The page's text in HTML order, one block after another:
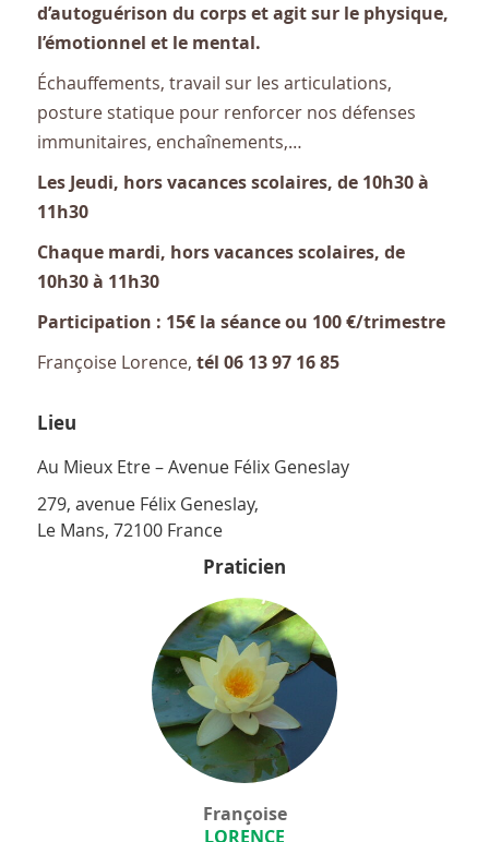
d’autoguérison du corps et agit sur le physique,
l’émotionnel et le mental.
Échauffements, travail sur les articulations,
posture statique pour renforcer nos défenses
immunitaires, enchaînements,…
Les Jeudi, hors vacances scolaires, de 10h30 à
11h30
Chaque mardi, hors vacances scolaires, de
10h30 à 11h30
Participation : 15€ la séance ou 100 €/trimestre
Françoise Lorence,tél 06 13 97 16 85
Lieu
Au Mieux Etre – Avenue Félix Geneslay
279, avenue Félix Geneslay,
Le Mans, 72100 France
Praticien
Françoise
LORENCE